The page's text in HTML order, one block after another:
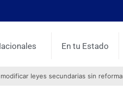
En tu Estado
leyes secundarias sin